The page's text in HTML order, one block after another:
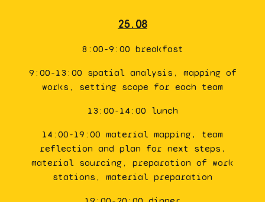
25.08
8:00-9:00 breakfast
9:00-13:00 spatial analysis, mapping of
works, setting scope for each team
13:00-14:00 lunch
14:00-19:00 material mapping, team
reflection and plan for next steps,
material sourcing, preparation of work
stations, material preparation